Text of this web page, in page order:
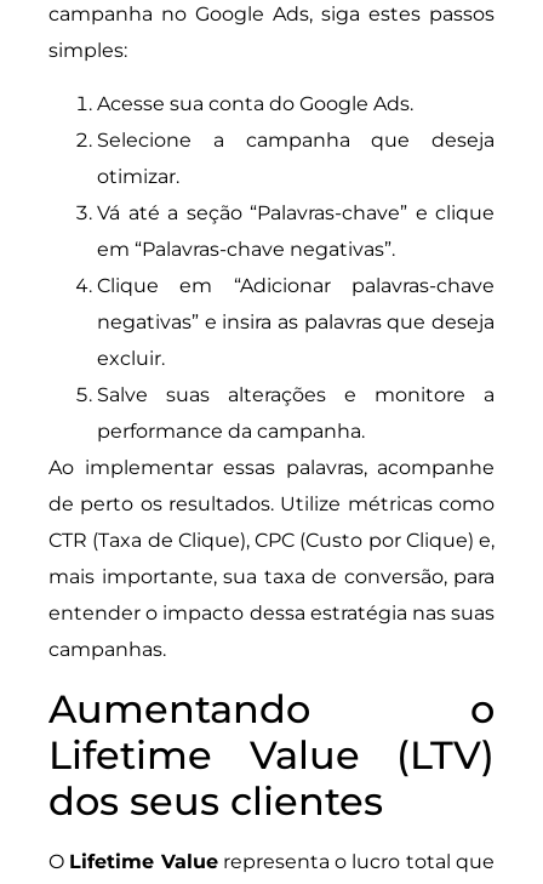
campanha no Google Ads, siga estes passos
simples:
Acesse sua conta do Google Ads.
Selecione a campanha que deseja
otimizar.
Vá até a seção “Palavras-chave” e clique
em “Palavras-chave negativas”.
Clique em “Adicionar palavras-chave
negativas” e insira as palavras que deseja
excluir.
Salve suas alterações e monitore a
performance da campanha.
Ao implementar essas palavras, acompanhe
de perto os resultados. Utilize métricas como
CTR (Taxa de Clique), CPC (Custo por Clique) e,
mais importante, sua taxa de conversão, para
entender o impacto dessa estratégia nas suas
campanhas.
Aumentando o
Lifetime Value (LTV)
dos seus clientes
O Lifetime Valuerepresenta o lucro total que